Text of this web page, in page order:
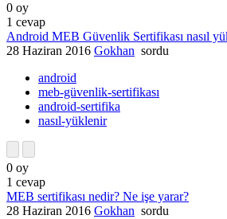
0 oy
1 cevap
Android MEB Güvenlik Sertifikası nasıl
28 Haziran 2016 Gokhan sordu
android
meb-güvenlik-sertifikası
android-sertifika
nasıl-yüklenir
0 oy
1 cevap
MEB sertifikası nedir? Ne işe yarar?
28 Haziran 2016 Gokhan sordu